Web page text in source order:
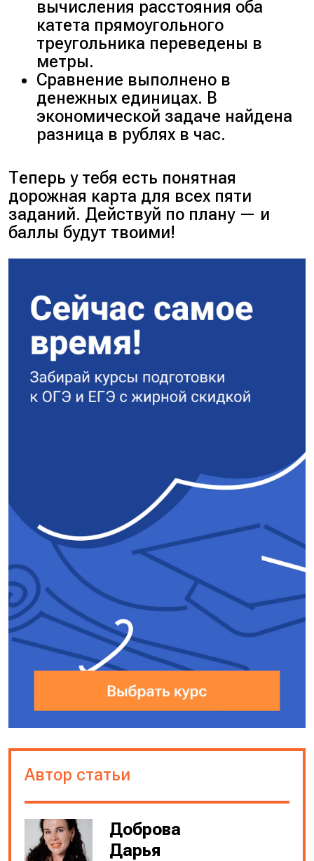
вычисления расстояния оба
катета прямоугольного
треугольника переведены в
метры.
Сравнение выполнено в
денежных единицах. В
экономической задаче найдена
разница в рублях в час.
Теперь у тебя есть понятная
дорожная карта для всех пяти
заданий. Действуй по плану — и
баллы будут твоими!
Автор статьи
Доброва
Дарья